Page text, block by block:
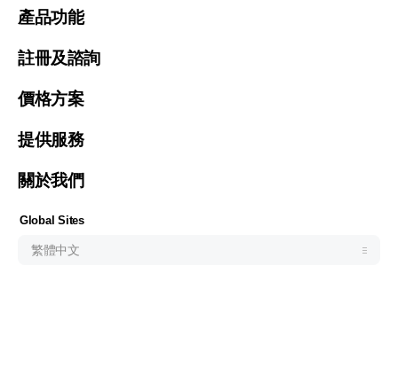
產品功能
註冊及諮詢
價格方案
提供服務
關於我們
Global Sites
繁體中文
United States (English)
Việt Nam (Tiếng Việt)
한국 (한국어)
Indonesia (Bahasa Indonesia)
Philipines(English)
Узбекистан (русский)